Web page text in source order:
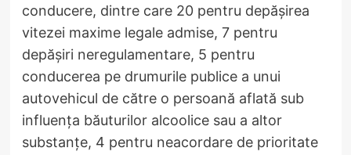
conducere, dintre care 20 pentru depășirea
vitezei maxime legale admise, 7 pentru
depășiri neregulamentare, 5 pentru
conducerea pe drumurile publice a unui
autovehicul de către o persoană aflată sub
influența băuturilor alcoolice sau a altor
substanțe, 4 pentru neacordare de prioritate